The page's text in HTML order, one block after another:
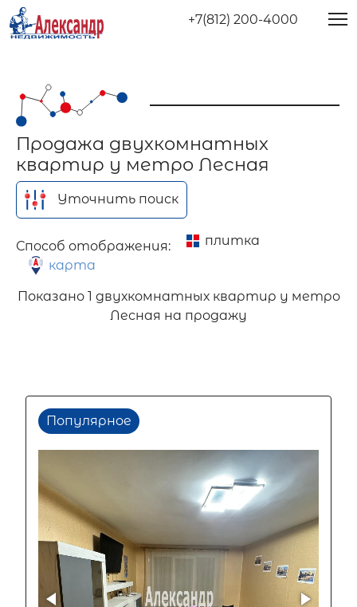
+7(812) 200-4000
Продажа двухкомнатных
квартир у метро Лесная
Уточнить поиск
Способ отображения:
плитка
карта
Показано 1 двухкомнатных квартир у метро
Лесная на продажу
Популярное